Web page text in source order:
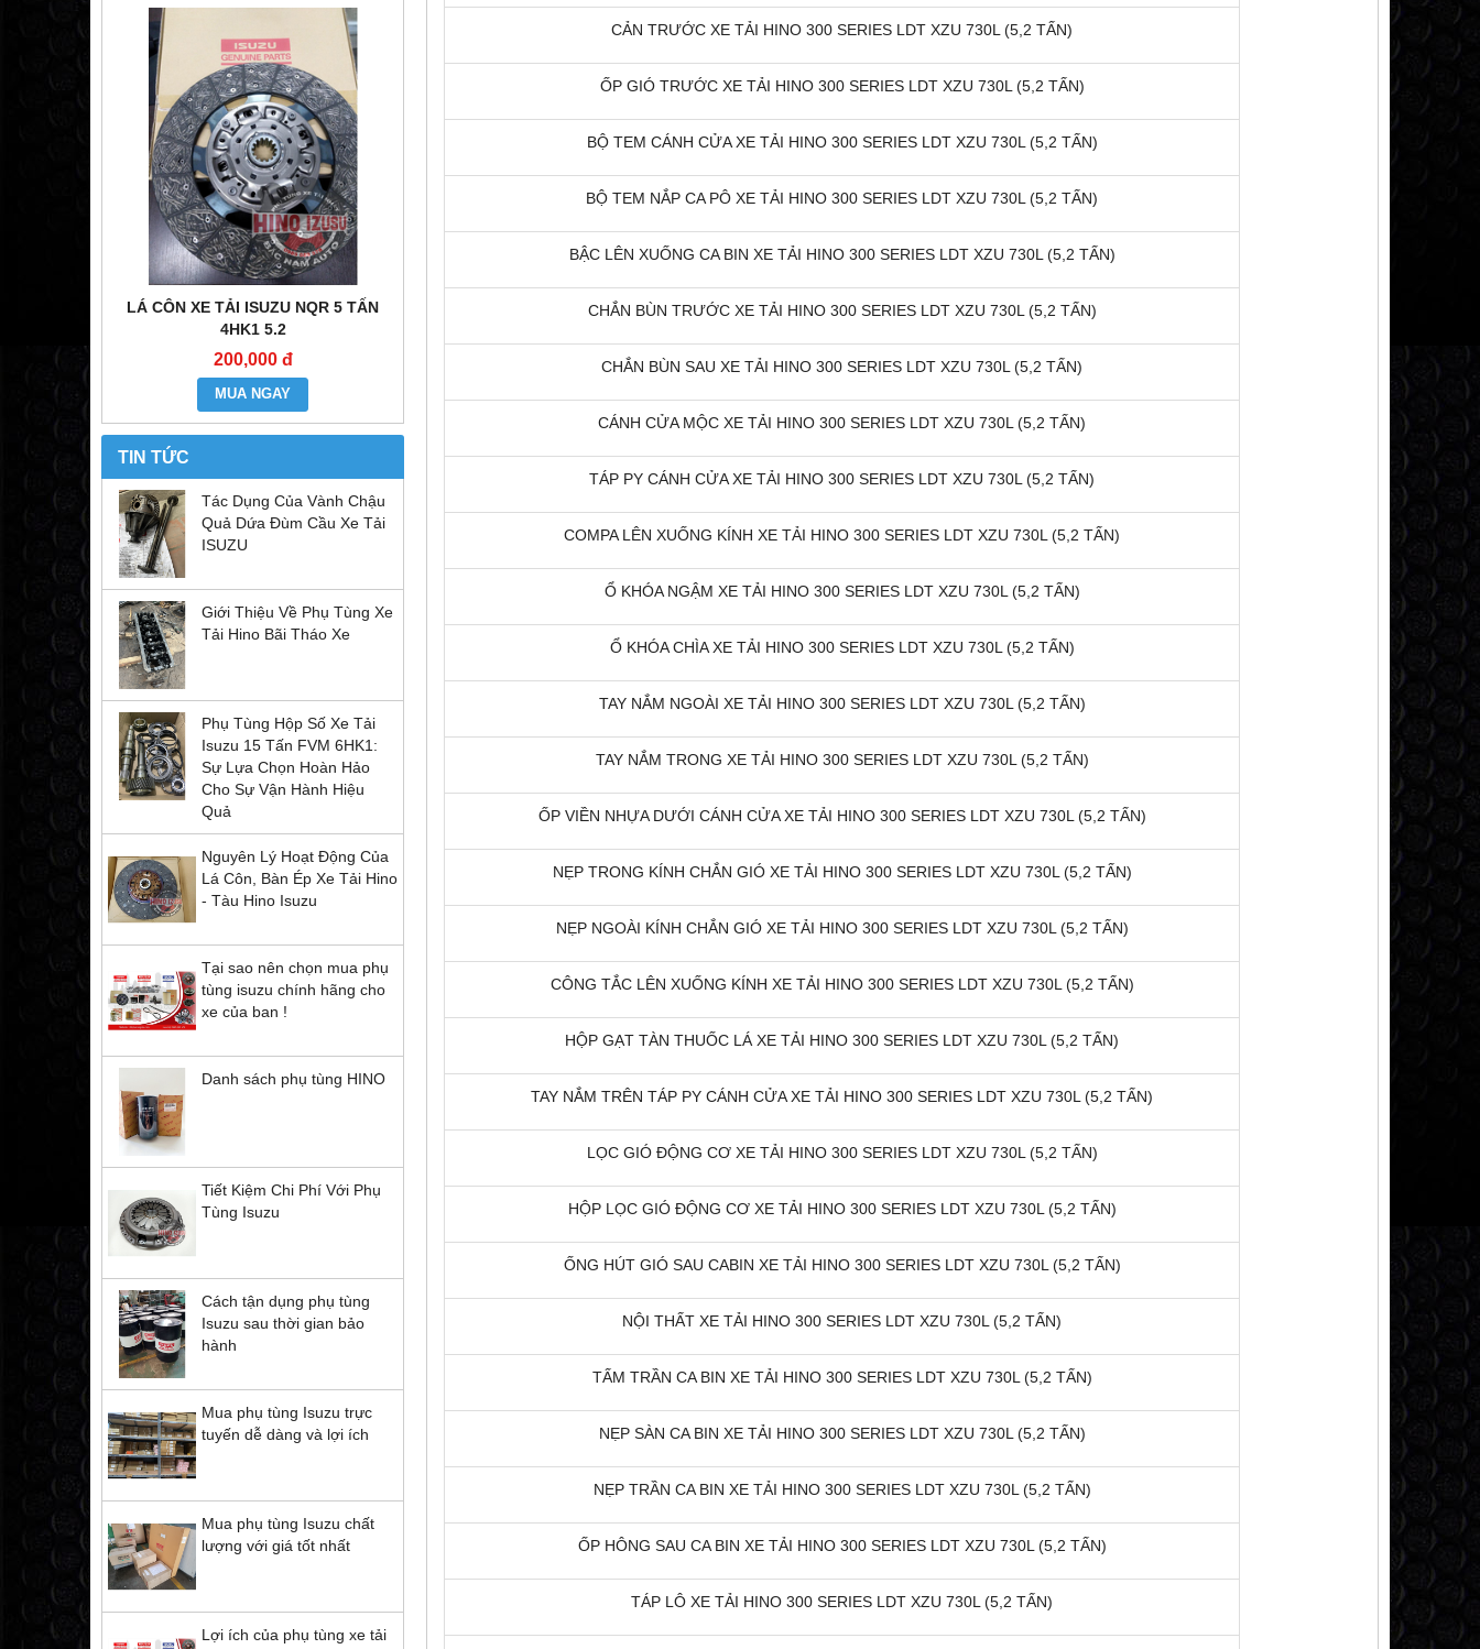
LÁ CÔN XE TẢI ISUZU NQR 5 TẤN
4HK1 5.2
200,000 đ
MUA NGAY
MÔ TƠ COMPA LÊN XUỐNG KÍNH XE
CẦN GẠT MƯA XE TẢI HINO 500 8
200,000 đ
ĐÈN PHA XE TẢI HINO 300 DUTRO
TIN TỨC
Tác Dụng Của Vành Chậu
Quả Dứa Đùm Cầu Xe Tải
ISUZU
Giới Thiệu Về Phụ Tùng Xe
Tải Hino Bãi Tháo Xe
Phụ Tùng Hộp Số Xe Tải
Isuzu 15 Tấn FVM 6HK1:
Sự Lựa Chọn Hoàn Hảo
Cho Sự Vận Hành Hiệu
Quả
Nguyên Lý Hoạt Động Của
Lá Côn, Bàn Ép Xe Tải Hino
- Tàu Hino Isuzu
Tại sao nên chọn mua phụ
tùng isuzu chính hãng cho
xe của ban !
Danh sách phụ tùng HINO
Tiết Kiệm Chi Phí Với Phụ
Tùng Isuzu
Cách tận dụng phụ tùng
Isuzu sau thời gian bảo
hành
Mua phụ tùng Isuzu trực
tuyến dễ dàng và lợi ích
Mua phụ tùng Isuzu chất
lượng với giá tốt nhất
Lợi ích của phụ tùng xe tải
CẢN TRƯỚC XE TẢI HINO 300 SERIES LDT XZU 730L (5,2 TẤN)
ỐP GIÓ TRƯỚC XE TẢI HINO 300 SERIES LDT XZU 730L (5,2 TẤN)
BỘ TEM CÁNH CỬA XE TẢI HINO 300 SERIES LDT XZU 730L (5,2 TẤN)
BỘ TEM NẮP CA PÔ XE TẢI HINO 300 SERIES LDT XZU 730L (5,2 TẤN)
BẬC LÊN XUỐNG CA BIN XE TẢI HINO 300 SERIES LDT XZU 730L (5,2 TẤN)
CHẮN BÙN TRƯỚC XE TẢI HINO 300 SERIES LDT XZU 730L (5,2 TẤN)
CHẮN BÙN SAU XE TẢI HINO 300 SERIES LDT XZU 730L (5,2 TẤN)
CÁNH CỬA MỘC XE TẢI HINO 300 SERIES LDT XZU 730L (5,2 TẤN)
TÁP PY CÁNH CỬA XE TẢI HINO 300 SERIES LDT XZU 730L (5,2 TẤN)
COMPA LÊN XUỐNG KÍNH XE TẢI HINO 300 SERIES LDT XZU 730L (5,2 TẤN)
Ổ KHÓA NGẬM XE TẢI HINO 300 SERIES LDT XZU 730L (5,2 TẤN)
Ổ KHÓA CHÌA XE TẢI HINO 300 SERIES LDT XZU 730L (5,2 TẤN)
TAY NẮM NGOÀI XE TẢI HINO 300 SERIES LDT XZU 730L (5,2 TẤN)
TAY NẮM TRONG XE TẢI HINO 300 SERIES LDT XZU 730L (5,2 TẤN)
ỐP VIỀN NHỰA DƯỚI CÁNH CỬA XE TẢI HINO 300 SERIES LDT XZU 730L (5,2 TẤN)
NẸP TRONG KÍNH CHẮN GIÓ XE TẢI HINO 300 SERIES LDT XZU 730L (5,2 TẤN)
NẸP NGOÀI KÍNH CHẮN GIÓ XE TẢI HINO 300 SERIES LDT XZU 730L (5,2 TẤN)
CÔNG TẮC LÊN XUỐNG KÍNH XE TẢI HINO 300 SERIES LDT XZU 730L (5,2 TẤN)
HỘP GẠT TÀN THUỐC LÁ XE TẢI HINO 300 SERIES LDT XZU 730L (5,2 TẤN)
TAY NẮM TRÊN TÁP PY CÁNH CỬA XE TẢI HINO 300 SERIES LDT XZU 730L (5,2 TẤN)
LỌC GIÓ ĐỘNG CƠ XE TẢI HINO 300 SERIES LDT XZU 730L (5,2 TẤN)
HỘP LỌC GIÓ ĐỘNG CƠ XE TẢI HINO 300 SERIES LDT XZU 730L (5,2 TẤN)
ỐNG HÚT GIÓ SAU CABIN XE TẢI HINO 300 SERIES LDT XZU 730L (5,2 TẤN)
NỘI THẤT XE TẢI HINO 300 SERIES LDT XZU 730L (5,2 TẤN)
TẤM TRẦN CA BIN XE TẢI HINO 300 SERIES LDT XZU 730L (5,2 TẤN)
NẸP SÀN CA BIN XE TẢI HINO 300 SERIES LDT XZU 730L (5,2 TẤN)
NẸP TRẦN CA BIN XE TẢI HINO 300 SERIES LDT XZU 730L (5,2 TẤN)
ỐP HÔNG SAU CA BIN XE TẢI HINO 300 SERIES LDT XZU 730L (5,2 TẤN)
TÁP LÔ XE TẢI HINO 300 SERIES LDT XZU 730L (5,2 TẤN)